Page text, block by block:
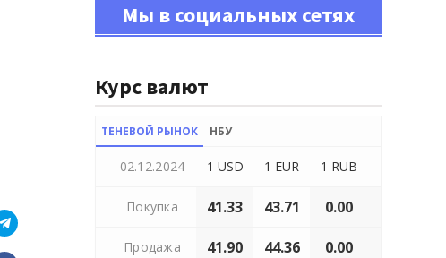
Мы в социальных сетях
Курс валют
ТЕНЕВОЙ РЫНОК НБУ
02.12.2024 1 USD 1 EUR 1 RUB
Покупка 41.33 43.71 0.00
Продажа 41.90 44.36 0.00